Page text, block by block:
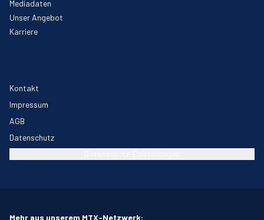
Mediadaten
Unser Angebot
Karriere
Kontakt
Impressum
AGB
Datenschutz
Mehr aus unserem MTX-Netzwerk: